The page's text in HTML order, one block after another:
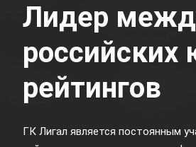
Лидер
российских
рейтингов
ГК Лигал является постоянным